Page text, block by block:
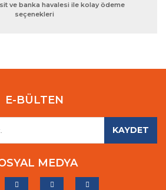
ve banka havalesi ile kolay ödeme
seçenekleri
E-BÜLTEN
KAYDET
MEDYA